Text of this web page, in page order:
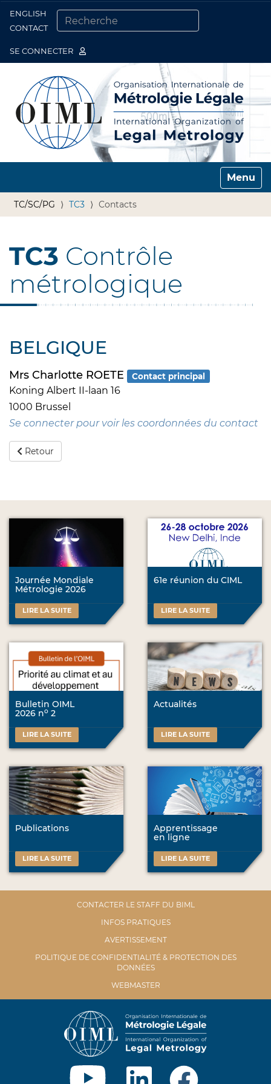
ENGLISH
CONTACT
SE CONNECTER
Toggle
TC/SC/PG TC3 Contacts
TC3 Contrôle
métrologique
BELGIQUE
Mrs Charlotte ROETE Contact principal
Koning Albert II-laan 16
1000 Brussel
Se connecter pour voir les coordonnées du contact
Retour
Journée Mondiale
Métrologie 2026
LIRE LA SUITE
61e réunion du CIML
LIRE LA SUITE
Bulletin OIML
2026 no 2
LIRE LA SUITE
Actualités
LIRE LA SUITE
Publications
LIRE LA SUITE
Apprentissage
en ligne
LIRE LA SUITE
CONTACTER LE STAFF DU BIML
INFOS PRATIQUES
AVERTISSEMENT
POLITIQUE DE CONFIDENTIALITÉ & PROTECTION DES
DONNÉES
WEBMASTER